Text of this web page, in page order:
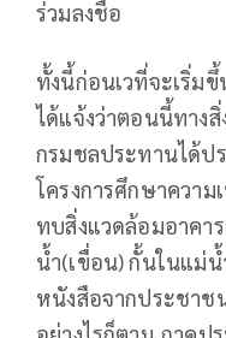
ร่วมลงชื่อ
ทั้งนี้ก่อนเวที่จะเริ่ม
ได้แจ้งว่าตอนนี้ทาง
กรมชลประทานได้ป
โครงการศึกษาควา
ทบสิ่งแวดล้อมอาคา
น้ำ(เขื่อน) กั้นในแม่
หนังสือจากประชาช